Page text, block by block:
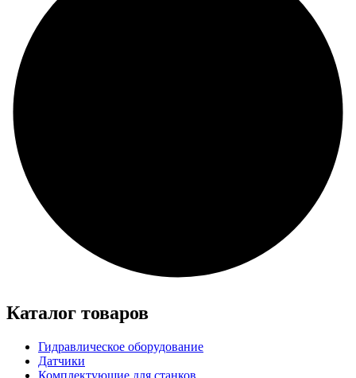
Каталог товаров
Гидравлическое оборудование
Датчики